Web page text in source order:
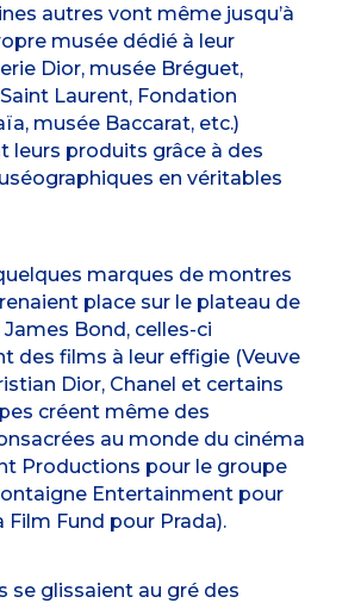
autres vont même jusqu’à
musée dédié à leur
Dior, musée Bréguet,
Laurent, Fondation
musée Baccarat, etc.)
leurs produits grâce à des
en véritables
marques de montres
place sur le plateau de
Bond, celles-ci
des films à leur effigie (Veuve
Dior, Chanel et certains
créent même des
au monde du cinéma
Productions pour le groupe
Entertainment pour
Film Fund pour Prada).
se glissaient au gré des